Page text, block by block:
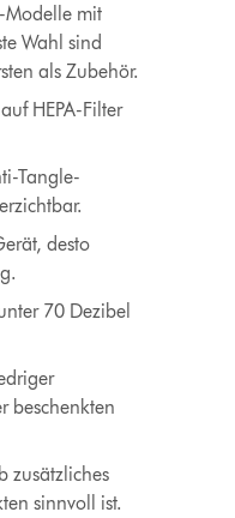
Modelle mit
Wahl sind
als Zubehör.
HEPA-Filter
Tangle-
desto
70 Dezibel
beschenkten
zusätzliches
sinnvoll ist.